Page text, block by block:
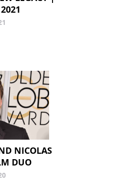
NICOLAS
DUO